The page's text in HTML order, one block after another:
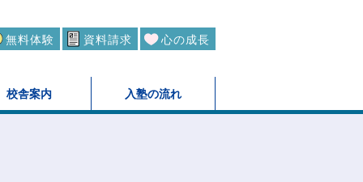
校舎案内 入塾の流れ
無料体験 資料請求 心の成長